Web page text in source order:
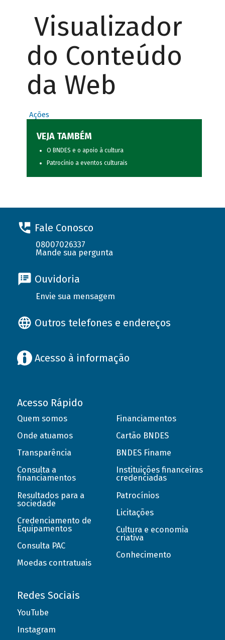
Visualizador
do Conteúdo
da Web
Ações
VEJA TAMBÉM
O BNDES e o apoio à cultura
Patrocínio a eventos culturais
Fale Conosco
08007026337
Mande sua pergunta
Ouvidoria
Envie sua mensagem
Outros telefones e endereços
Acesso à informação
Acesso Rápido
Quem somos
Onde atuamos
Transparência
Consulta a
financiamentos
Resultados para a
sociedade
Credenciamento de
Equipamentos
Consulta PAC
Moedas contratuais
Financiamentos
Cartão BNDES
BNDES Finame
Instituições financeiras
credenciadas
Patrocínios
Licitações
Cultura e economia
criativa
Conhecimento
Redes Sociais
YouTube
Instagram